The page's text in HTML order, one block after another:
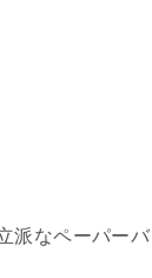
派なペーパーバ